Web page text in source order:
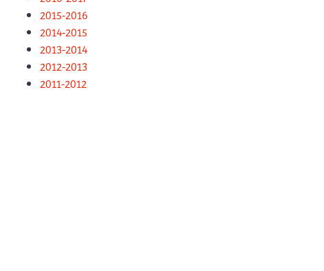
2015-2016
2014-2015
2013-2014
2012-2013
2011-2012